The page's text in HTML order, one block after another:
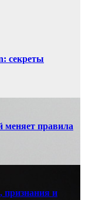
секреты
меняет правила
признания и